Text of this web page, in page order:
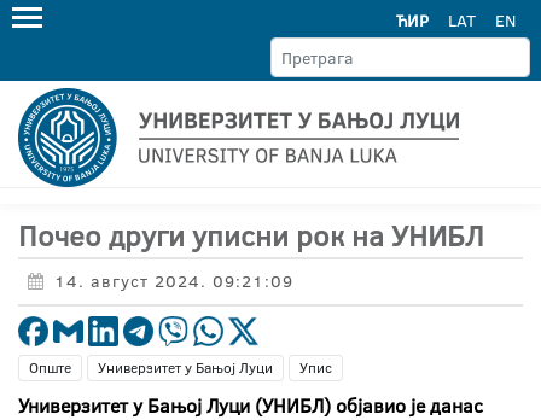
ЋИР LAT EN
Почео други уписни рок на УНИБЛ
14. август 2024. 09:21:09
Опште Универзитет у Бањој Луци Упис
Универзитет у Бањој Луци (УНИБЛ) објавио је данас